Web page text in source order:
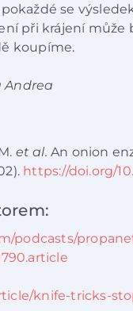
se
při krájení
koupíme.
Andrea
et al. An onion
https://doi.org/
podcasts/
knife-tricks-